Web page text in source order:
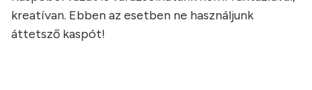
kreatívan. Ebben az esetben ne használjunk
áttetsző kaspót!